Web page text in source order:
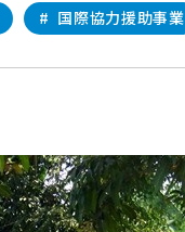
# 国際協力援助事業